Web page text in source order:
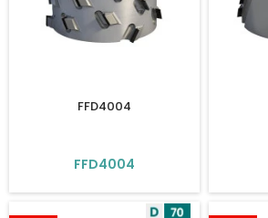
FFD4004
FFD4004